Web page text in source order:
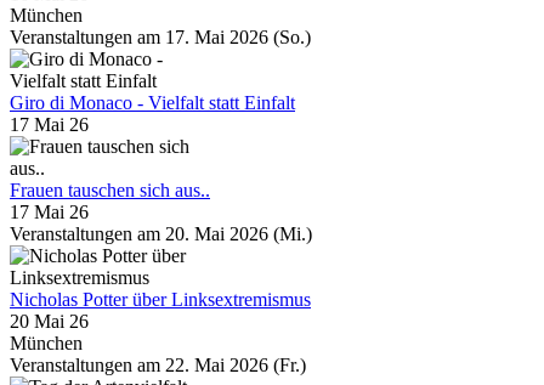
München
Veranstaltungen am 17. Mai 2026 (So.)
Giro di Monaco - Vielfalt statt Einfalt
17 Mai 26
Frauen tauschen sich aus..
17 Mai 26
Veranstaltungen am 20. Mai 2026 (Mi.)
Nicholas Potter über Linksextremismus
20 Mai 26
München
Veranstaltungen am 22. Mai 2026 (Fr.)